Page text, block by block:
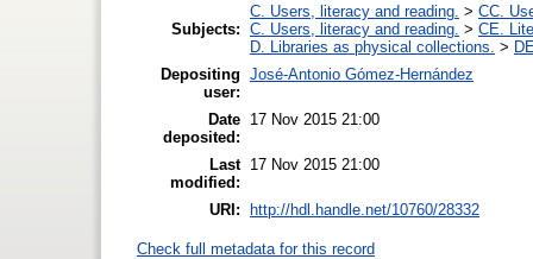
Subjects:
C. Users, literacy and reading. > CC.
C. Users, literacy and reading. > CE.
D. Libraries as physical collections. >
Depositing
user:
José-Antonio Gómez-Hernández
Date
deposited:
17 Nov 2015 21:00
Last
modified:
17 Nov 2015 21:00
URI: http://hdl.handle.net/10760/28332
Check full metadata for this record